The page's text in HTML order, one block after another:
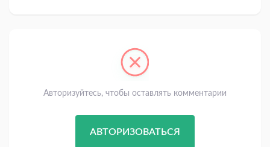
Авторизуйтесь, чтобы оставлять комментарии
АВТОРИЗОВАТЬСЯ